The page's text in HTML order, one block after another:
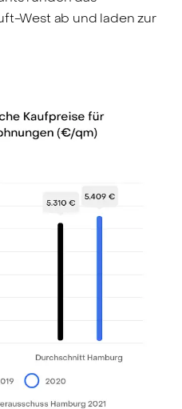
West ab und laden zur